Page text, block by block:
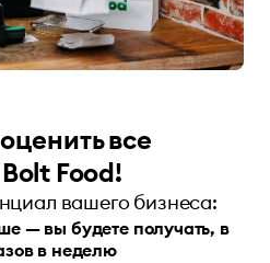
все
Food!
вашего бизнеса:
— вы будете получать, в
в неделю